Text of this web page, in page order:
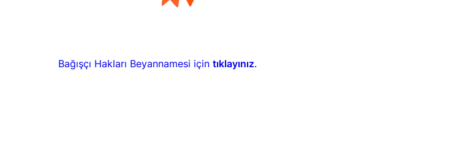
Bağışçı Hakları Beyannamesi için tıklayınız.